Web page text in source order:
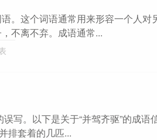
。这个词语通常用来形容一个人对
不离不弃。成语通常...
写。以下是关于“并驾齐驱”的成语
排套着的几匹...